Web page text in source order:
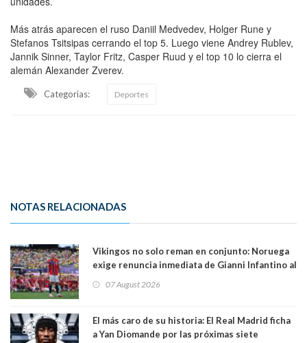
Más atrás aparecen el ruso Daniil Medvedev, Holger Rune y
Stefanos Tsitsipas cerrando el top 5. Luego viene Andrey Rublev,
Jannik Sinner, Taylor Fritz, Casper Ruud y el top 10 lo cierra el
alemán Alexander Zverev.
Categorias: Deportes
NOTAS RELACIONADAS
Vikingos no solo reman en conjunto: Noruega
exige renuncia inmediata de Gianni Infantino al
07 August 2026
El más caro de su historia: El Real Madrid ficha
a Yan Diomande por las próximas siete